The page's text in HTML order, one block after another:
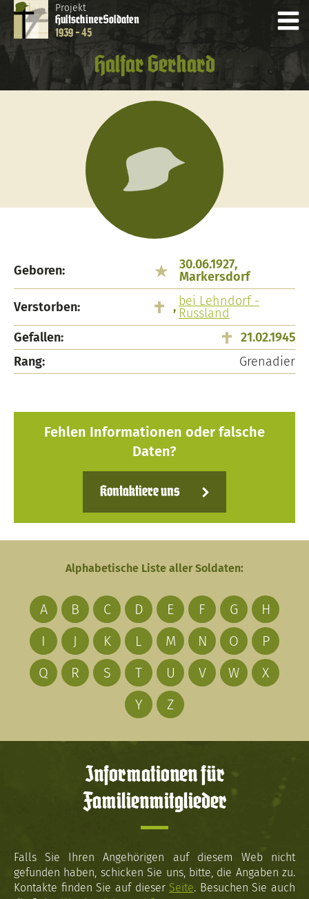
Projekt
HultschinerSoldaten
1939 - 45
Halfar Gerhard
Geboren:
30.06.1927,
Markersdorf
Verstorben:
, bei Lehndorf -
Russland
Gefallen:
21.02.1945
Rang:
Grenadier
Fehlen Informationen oder falsche
Daten?
Kontaktiere uns
Alphabetische Liste aller Soldaten:
A B C D E F G
H
I
J K L M N O
P
Q
R S T U V W
X
Y
Z
Informationen für
Familienmitglieder
Falls Sie Ihren Angehörigen auf diesem Web nicht
gefunden haben, schicken Sie uns, bitte, die Angaben zu.
Kontakte finden Sie auf dieser Seite. Besuchen Sie auch